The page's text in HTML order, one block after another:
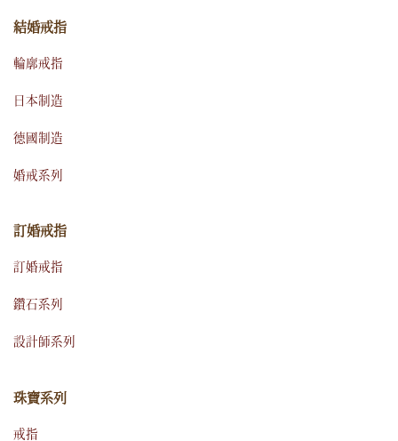
結婚戒指
輪廓戒指
日本制造
德國制造
婚戒系列
訂婚戒指
訂婚戒指
鑽石系列
設計師系列
珠寶系列
戒指